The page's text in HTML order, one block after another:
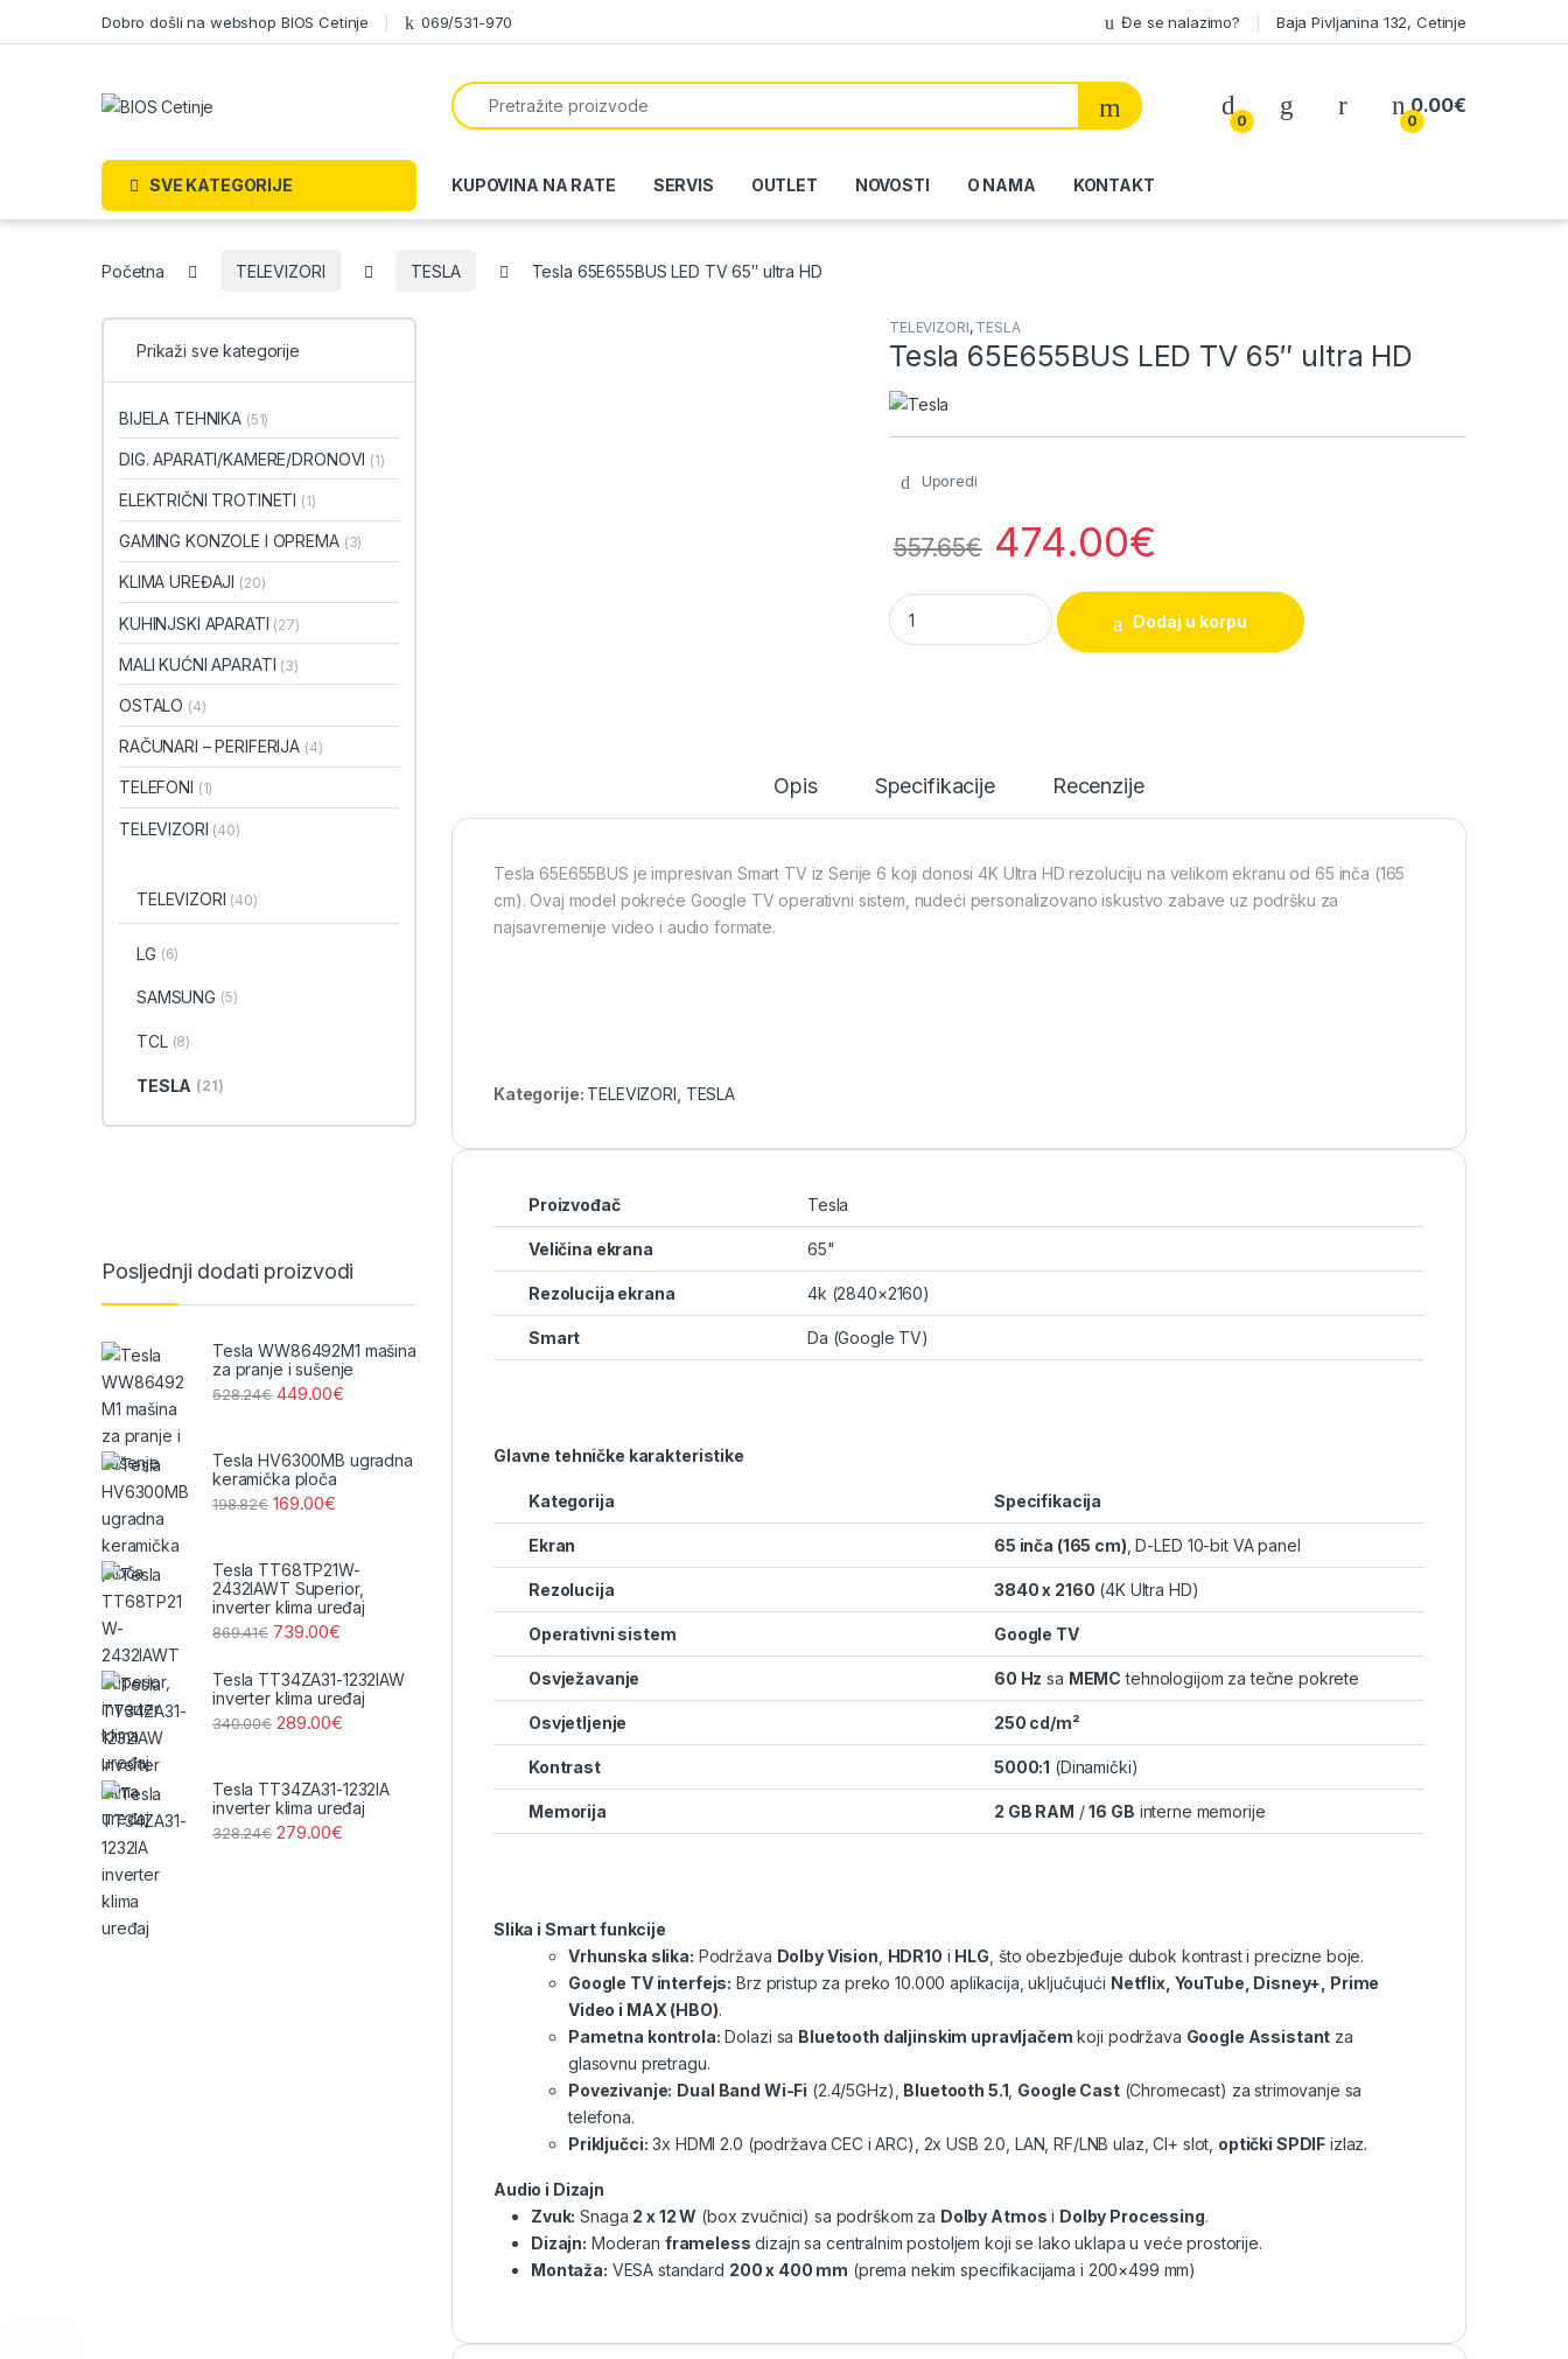
Dobro došli na webshop BIOS Cetinje 069/531-970 Đe se nalazimo? Baja Pivljanina 132, Cetinje
Search for:
0
My Account
0
0.00€
SVE KATEGORIJE KUPOVINA NA RATE SERVIS OUTLET NOVOSTI O NAMA KONTAKT
Početna TELEVIZORI TESLA Tesla 65E655BUS LED TV 65″ ultra HD
TELEVIZORI, TESLA
Tesla 65E655BUS LED TV 65″ ultra HD
Uporedi
557.65€ 474.00€
Tesla 65E655BUS LED TV 65" ultra HD quantity
Dodaj u korpu
Opis Specifikacije Recenzije
Tesla 65E655BUS je impresivan Smart TV iz Serije 6 koji donosi 4K Ultra HD rezoluciju na velikom ekranu od 65 inča (165
cm). Ovaj model pokreće Google TV operativni sistem, nudeći personalizovano iskustvo zabave uz podršku za
najsavremenije video i audio formate.
Kategorije: TELEVIZORI TESLA
Proizvođač Tesla
Veličina ekrana 65"
Rezolucija ekrana 4k (2840×2160)
Smart Da (Google TV)
Glavne tehničke karakteristike
Kategorija Specifikacija
Ekran 65 inča (165 cm) , D-LED 10-bit VA panel
Rezolucija 3840 x 2160 (4K Ultra HD)
Operativni sistem Google TV
Osvježavanje 60 Hz sa MEMC tehnologijom za tečne pokrete
Osvjetljenje 250 cd/m²
Kontrast 5000:1 (Dinamički)
Memorija 2 GB RAM /16 GB interne memorije
Slika i Smart funkcije
Vrhunska slika: Podržava Dolby Vision HDR10 i HLG , što obezbjeđuje dubok kontrast i precizne boje.
Google TV interfejs: Brz pristup za preko 10.000 aplikacija, uključujući Netflix, YouTube, Disney+, Prime
Video i MAX (HBO).
Pametna kontrola: Dolazi sa Bluetooth daljinskim upravljačem koji podržava Google Assistant za
glasovnu pretragu.
Povezivanje: Dual Band Wi-Fi (2.4/5GHz), Bluetooth 5.1 Google Cast(Chromecast) za strimovanje sa
telefona.
Priključci: 3x HDMI 2.0 (podržava CEC i ARC), 2x USB 2.0, LAN, RF/LNB ulaz, CI+ slot, optički SPDIF izlaz.
Audio i Dizajn
Zvuk: Snaga 2 x 12 W (box zvučnici) sa podrškom za Dolby Atmos i Dolby Processing.
Dizajn: Moderan frameless dizajn sa centralnim postoljem koji se lako uklapa u veće prostorije.
Montaža: VESA standard 200 x 400 mm (prema nekim specifikacijama i 200×499 mm)
Prikaži sve kategorije
BIJELA TEHNIKA (51)
DIG. APARATI/KAMERE/DRONOVI (1)
ELEKTRIČNI TROTINETI (1)
GAMING KONZOLE I OPREMA (3)
KLIMA UREĐAJI (20)
KUHINJSKI APARATI (27)
MALI KUĆNI APARATI (3)
OSTALO (4)
RAČUNARI – PERIFERIJA (4)
TELEFONI (1)
TELEVIZORI (40)
TELEVIZORI (40)
LG (6)
SAMSUNG (5)
TCL (8)
TESLA (21)
Posljednji dodati proizvodi
Tesla WW86492M1 mašina
za pranje i sušenje
528.24€ 449.00€
Tesla HV6300MB ugradna
keramička ploča
198.82€ 169.00€
Tesla TT68TP21W-
2432IAWT Superior,
inverter klima uređaj
869.41€ 739.00€
Tesla TT34ZA31-1232IAW
inverter klima uređaj
340.00€ 289.00€
Tesla TT34ZA31-1232IA
inverter klima uređaj
328.24€ 279.00€